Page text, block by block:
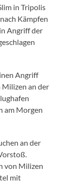
in Tripolis
Kämpfen
Angriff der
Angriff
an der
am Morgen
an der
von Milizen
mit